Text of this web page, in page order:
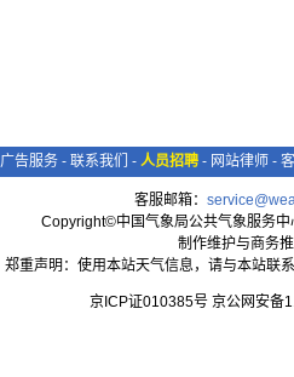
广告服务 - 联系我们 - 人员招聘 - 网站律师 -
客服邮箱：
Copyright©中国气象局公共气象服务
制作维护与商务
郑重声明：使用本站天气信息，请与本站联
京ICP证010385号 京公网安备